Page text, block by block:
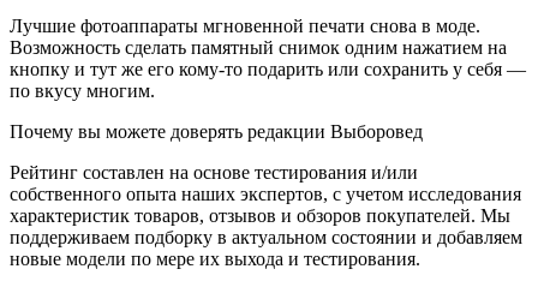
Лучшие фотоаппараты мгновенной печати снова в моде.
Возможность сделать памятный снимок одним нажатием на
кнопку и тут же его кому-то подарить или сохранить у себя —
по вкусу многим.
Почему вы можете доверять редакции Выборовед
Рейтинг составлен на основе тестирования и/или
собственного опыта наших экспертов, с учетом исследования
характеристик товаров, отзывов и обзоров покупателей. Мы
поддерживаем подборку в актуальном состоянии и добавляем
новые модели по мере их выхода и тестирования.